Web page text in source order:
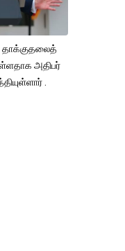
தாக்குதலைத்
அதிபர்
.